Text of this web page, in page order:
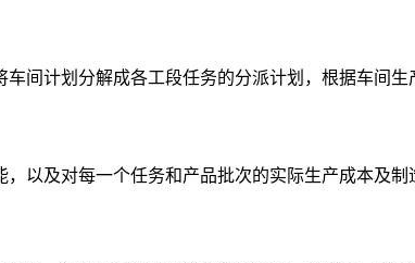
间计划分解成各工段任务的分派计划，根据车间生
以及对每一个任务和产品批次的实际生产成本及制